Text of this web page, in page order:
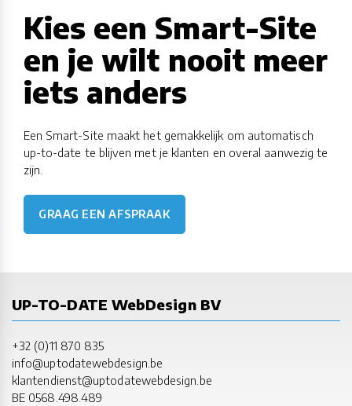
Kies een Smart-Site
en je wilt nooit meer
iets anders
Een Smart-Site maakt het gemakkelijk om automatisch
up-to-date te blijven met je klanten en overal aanwezig te
zijn.
GRAAG EEN AFSPRAAK
UP-TO-DATE WebDesign BV
+32 (0)11 870 835
info@uptodatewebdesign.be
klantendienst@uptodatewebdesign.be
BE 0568.498.489